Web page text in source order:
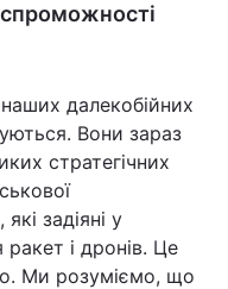
далекобійних
Вони зараз
стратегічних
задіяні у
і дронів. Це
Ми розуміємо, що